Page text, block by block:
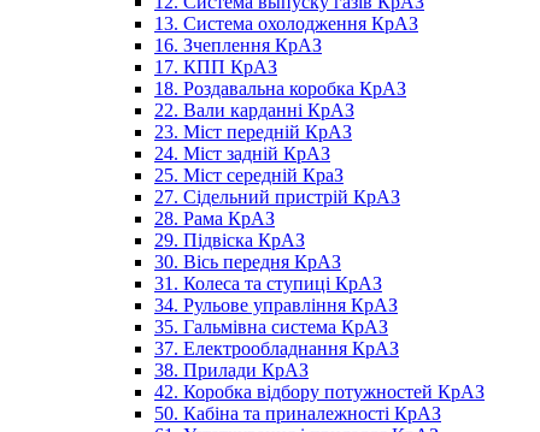
13. Система охолодження КрАЗ
16. Зчеплення КрАЗ
17. КПП КрАЗ
18. Роздавальна коробка КрАЗ
22. Вали карданні КрАЗ
23. Міст передній КрАЗ
24. Міст задній КрАЗ
25. Міст середній КраЗ
27. Сідельний пристрій КрАЗ
28. Рама КрАЗ
29. Підвіска КрАЗ
30. Вісь передня КрАЗ
31. Колеса та ступиці КрАЗ
34. Рульове управління КрАЗ
35. Гальмівна система КрАЗ
37. Електрообладнання КрАЗ
38. Прилади КрАЗ
42. Коробка відбору потужностей КрАЗ
50. Кабіна та приналежності КрАЗ